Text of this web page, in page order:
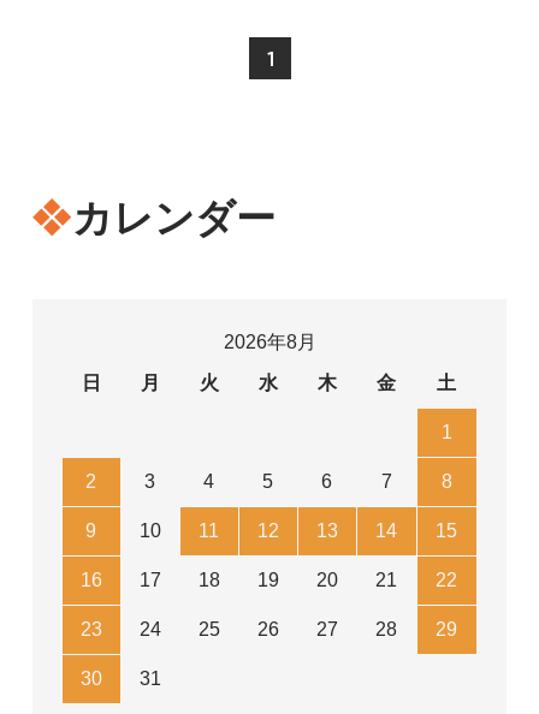
1
カレンダー
2026年8月
日
月 火 水 木 金 土
1
2 3 4 5 6 7 8
9 10 11 12 13 14 15
16 17 18 19 20 21 22
23 24 25 26 27 28 29
30 31